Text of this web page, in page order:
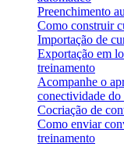
Preenchimento
Como construir
Importação de
Exportação em
treinamento
Acompanhe o
conectividade
Cocriação de
Como enviar
treinamento